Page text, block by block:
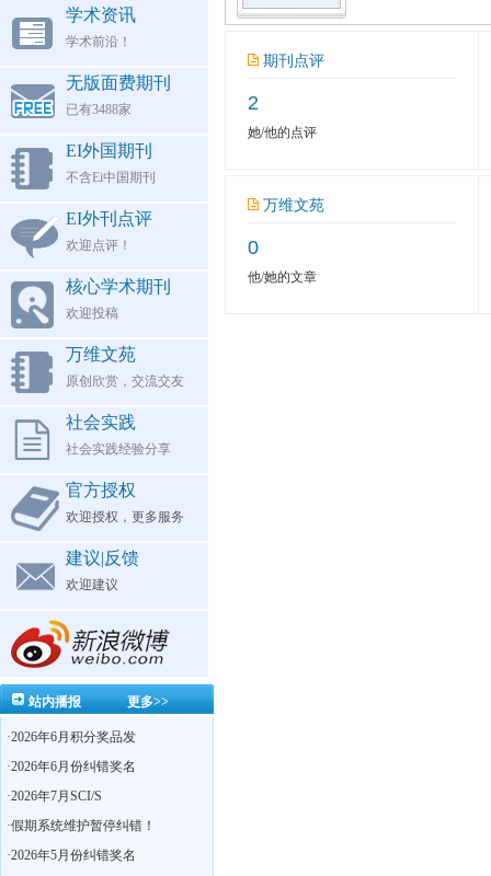
学术资讯
学术前沿！
无版面费期刊
已有3488家
EI外国期刊
不含Ei中国期刊
EI外刊点评
欢迎点评！
核心学术期刊
欢迎投稿
万维文苑
原创欣赏，交流交友
社会实践
社会实践经验分享
官方授权
欢迎授权，更多服务
建议|反馈
欢迎建议
更多>>
站内播报
·2026年6月积分奖品发
·2026年6月份纠错奖名
·2026年7月SCI/S
·假期系统维护暂停纠错！
·2026年5月份纠错奖名
期刊点评
2
她/他的点评
万维文苑
0
他/她的文章